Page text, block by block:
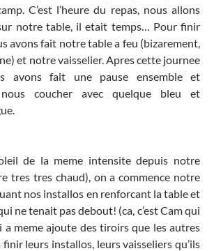
C’est l’heure du repas, nous allons
notre table, il etait temps… Pour finir
avons fait notre table a feu (bizarement,
et notre vaisselier. Apres cette journee
avons fait une pause ensemble et
coucher avec quelque bleu et
de la meme intensite depuis notre
tres tres chaud), on a commence notre
nos installos en renforcant la table et
ne tenait pas debout! (ca, c’est Cam qui
a meme ajoute des tiroirs que les autres
finir leurs installos, leurs vaisseliers qu’ils